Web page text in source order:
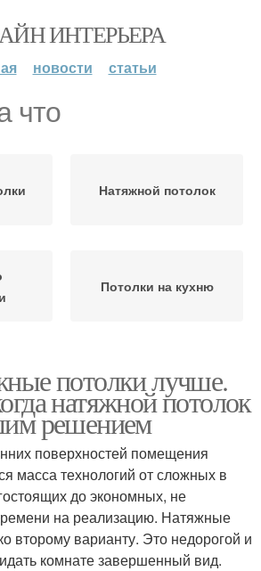
ИНТЕРЬЕРА
новости статьи
что
Натяжной потолок
Потолки на кухню
потолки лучше.
натяжной потолок
решением
поверхностей помещения
масса технологий от сложных в
до экономных, не
на реализацию. Натяжные
второму варианту. Это недорогой и
комнате завершенный вид.